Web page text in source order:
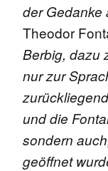
der Gedanke
Theodor
Berbig, dazu
nur zur
und die
sondern
geöffnet